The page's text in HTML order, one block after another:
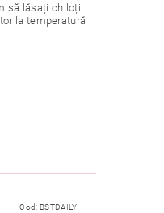
să lăsați chiloții
la temperatură
Cod: BSTDAILY